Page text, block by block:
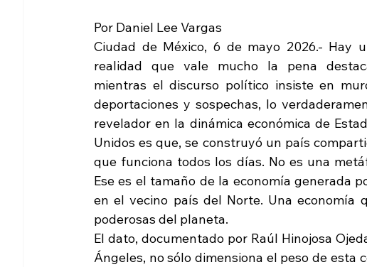
Por Daniel Lee Vargas
Ciudad de México, 6 de mayo 2026.- Hay
realidad que vale mucho la pena
mientras el discurso político insiste en
deportaciones y sospechas, lo
revelador en la dinámica económica de
Unidos es que, se construyó un país
que funciona todos los días. No es una
Ese es el tamaño de la economía generada
en el vecino país del Norte. Una economía
poderosas del planeta.
El dato, documentado por Raúl Hinojosa
Ángeles, no sólo dimensiona el peso de esta